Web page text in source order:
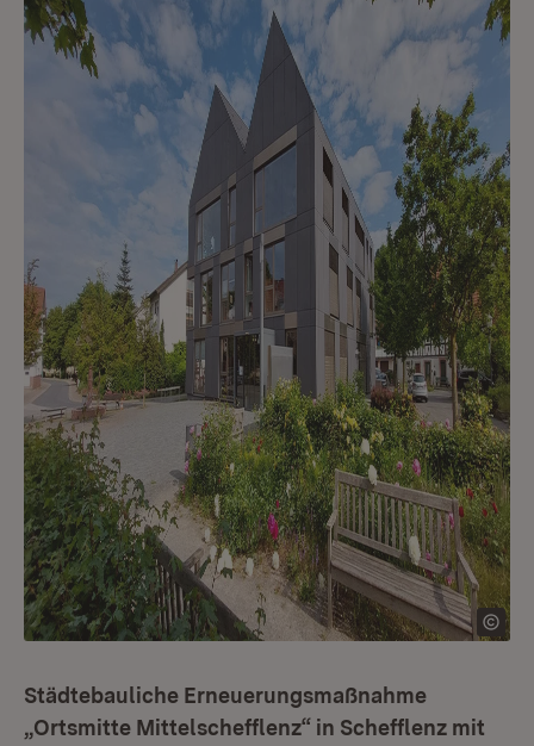
Städtebauliche Erneuerungsmaßnahme
„Ortsmitte Mittelschefflenz“ in Schefflenz mit